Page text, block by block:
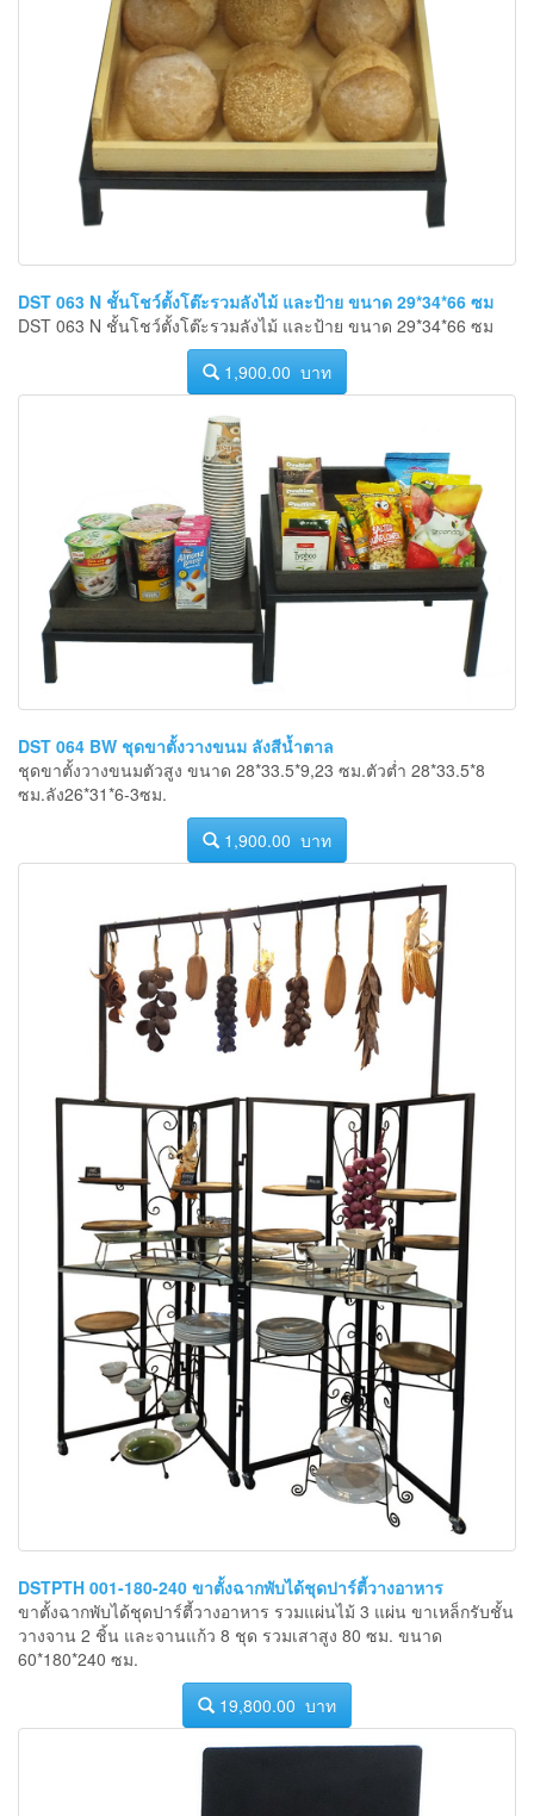
DST 063 N ชั้นโชว์ตั้งโต๊ะรวมลังไม้ และป้าย ขนาด 29*34*66 ซม
DST 063 N ชั้นโชว์ตั้งโต๊ะรวมลังไม้ และป้าย ขนาด 29*34*66 ซม
1,900.00 บาท
DST 064 BW ชุดขาตั้งวางขนม ลังสีน้ำตาล
ชุดขาตั้งวางขนมตัวสูง ขนาด 28*33.5*9,23 ซม.ตัวต่ำ 28*33.5*8
ซม.ลัง26*31*6-3ซม.
1,900.00 บาท
DSTPTH 001-180-240 ขาตั้งฉากพับได้ชุดปาร์ตี้วางอาหาร
ขาตั้งฉากพับได้ชุดปาร์ตี้วางอาหาร รวมแผ่นไม้ 3 แผ่น ขาเหล็กรับชั้น
วางจาน 2 ชิ้น และจานแก้ว 8 ชุด รวมเสาสูง 80 ซม. ขนาด
60*180*240 ซม.
19,800.00 บาท